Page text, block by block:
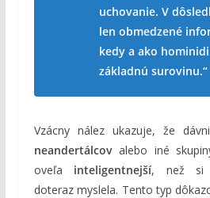
uchovanie. V
len obmedzené
kedy a ako
základnú surovinu.“
Vzácny nález ukazuje, že
neandertálcovalebo iné
oveľa inteligentnejší, než si
doteraz myslela. Tento typ